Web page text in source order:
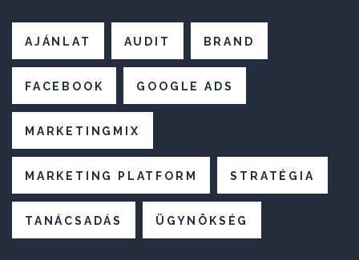
AJÁNLAT AUDIT BRAND
FACEBOOK GOOGLE ADS
MARKETINGMIX
MARKETING PLATFORM STRATÉGIA
TANÁCSADÁS ÜGYNÖKSÉG